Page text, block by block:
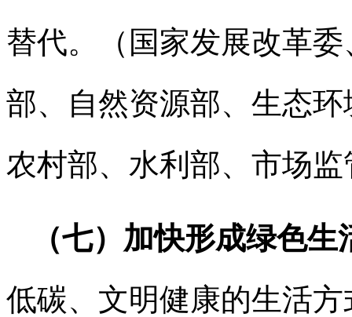
替代。（国家发展改革
部、自然资源部、生态
农村部、水利部、市场
（七）加快形成绿色生
低碳、文明健康的生活